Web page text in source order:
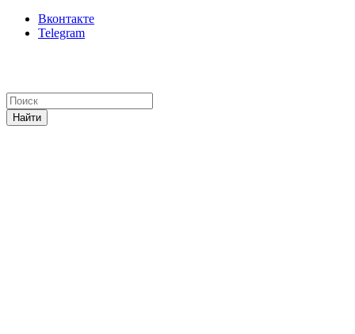
Вконтакте
Telegram
Найти